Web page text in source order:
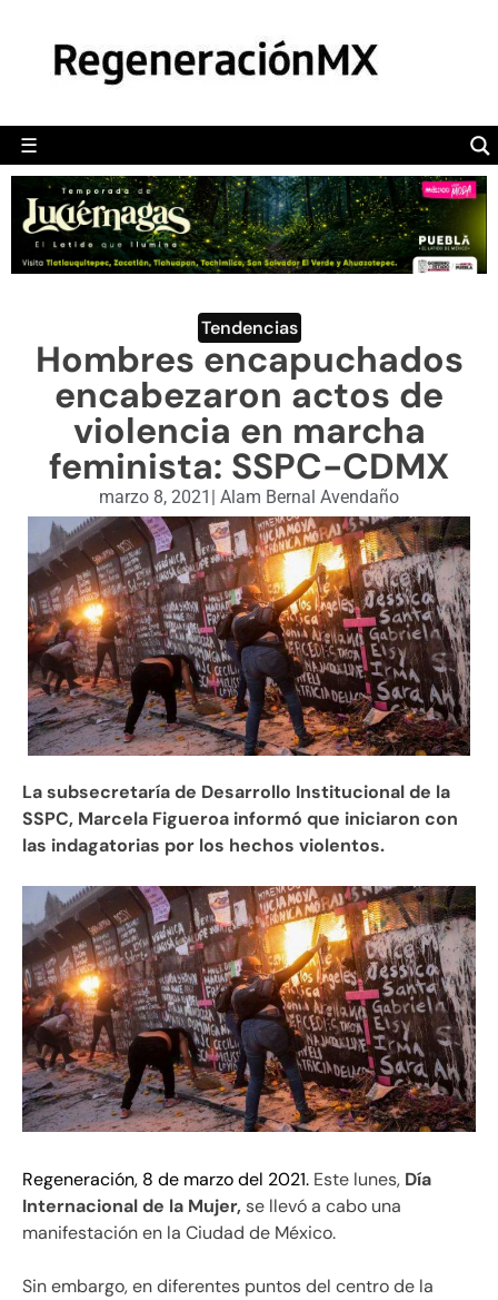
☰
POLÍTICA
CAMALEÓN
OPINIÓN
DEPORTES
ENGLISH SECTION
VIDEOS
Tendencias
Hombres encapuchados
encabezaron actos de
violencia en marcha
feminista: SSPC-CDMX
marzo 8, 2021 | Alam Bernal Avendaño
La subsecretaría de Desarrollo Institucional de la
SSPC, Marcela Figueroa informó que iniciaron con
las indagatorias por los hechos violentos.
Regeneración, 8 de marzo del 2021. Este lunes, Día
Internacional de la Mujer, se llevó a cabo una
manifestación en la Ciudad de México.
Sin embargo, en diferentes puntos del centro de la